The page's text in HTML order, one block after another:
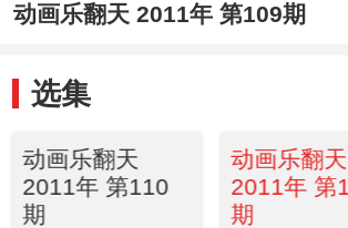
动画乐翻天 2011年 第109期
选集
动画乐翻天
2011年 第110
期
动画乐翻天
2011年 第
期